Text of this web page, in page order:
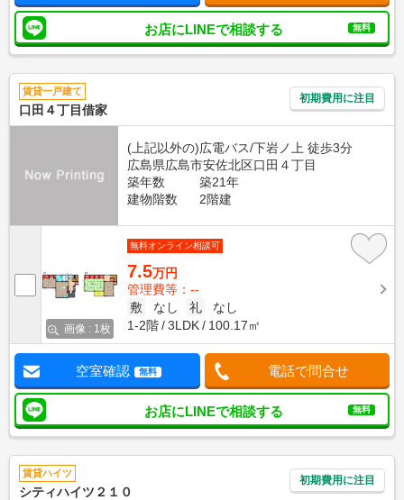
お店にLINEで相談する 無料
賃貸一戸建て
口田４丁目借家
初期費用に注目
(上記以外の)広電バス/下岩ノ上 徒歩3分
広島県広島市安佐北区口田４丁目
築年数
築21年
建物階数
2階建
画像 : 1枚
無料オンライン相談可
7.5万円
管理費等：--
敷
なし 礼
なし
1-2階
3LDK 100.17㎡
空室確認 無料 電話で問合せ
お店にLINEで相談する 無料
賃貸ハイツ
シティハイツ２１０
初期費用に注目